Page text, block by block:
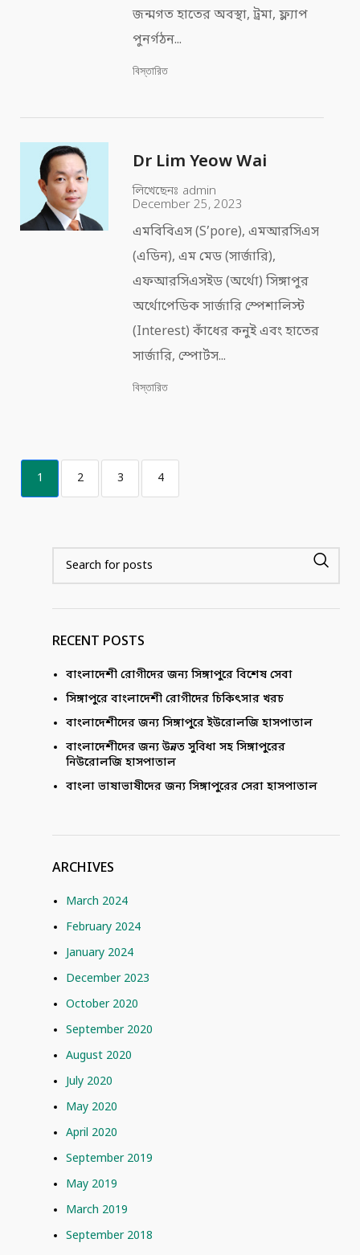
জন্মগত হাতের অবস্থা, ট্রমা, ফ্ল্যাপ
পুনর্গঠন...
বিস্তারিত
Dr Lim Yeow Wai
লিখেছেনঃ admin
December 25, 2023
এমবিবিএস (S’pore), এমআরসিএস
(এডিন), এম মেড (সার্জারি),
এফআরসিএসইড (অর্থো) সিঙ্গাপুর
অর্থোপেডিক সার্জারি স্পেশালিস্ট
(Interest) কাঁধের কনুই এবং হাতের
সার্জারি, স্পোর্টস...
বিস্তারিত
1 2 3 4
RECENT POSTS
বাংলাদেশী রোগীদের জন্য সিঙ্গাপুরে বিশেষ সেবা
সিঙ্গাপুরে বাংলাদেশী রোগীদের চিকিৎসার খরচ
বাংলাদেশীদের জন্য সিঙ্গাপুরে ইউরোলজি হাসপাতাল
বাংলাদেশীদের জন্য উন্নত সুবিধা সহ সিঙ্গাপুরের
নিউরোলজি হাসপাতাল
বাংলা ভাষাভাষীদের জন্য সিঙ্গাপুরের সেরা হাসপাতাল
ARCHIVES
March 2024
February 2024
January 2024
December 2023
October 2020
September 2020
August 2020
July 2020
May 2020
April 2020
September 2019
May 2019
March 2019
September 2018